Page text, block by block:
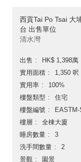
西貢Tai Po Tsai 大
台 出售單位
清水灣
出售
HK$ 1,398萬
實用面積
1,350 呎
實用率
100%
樓盤類型
住宅
樓盤編號
樓層
全棟大廈
睡房數量
3
洗手間數量
2
景觀
園景